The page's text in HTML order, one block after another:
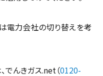
電力会社の切り替えを考
でんきガス.net（0120-